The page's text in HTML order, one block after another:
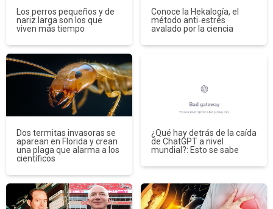
Los perros pequeños y de
nariz larga son los que
viven más tiempo
Conoce la Hekalogía, el
método anti‑estrés
avalado por la ciencia
Dos termitas invasoras se
aparean en Florida y crean
una plaga que alarma a los
científicos
¿Qué hay detrás de la caída
de ChatGPT a nivel
mundial?: Esto se sabe